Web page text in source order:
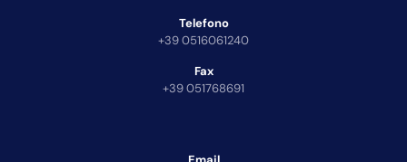
Telefono
+39 0516061240
Fax
+39 051768691